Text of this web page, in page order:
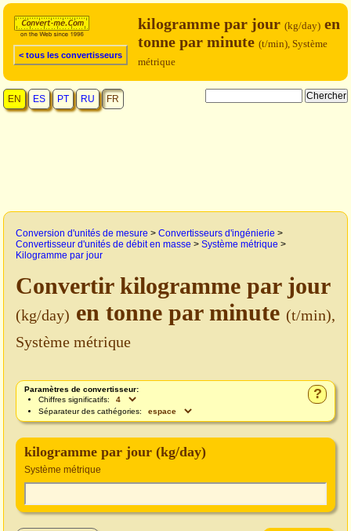
< tous les convertisseurs
kilogramme par jour (kg/day) en
tonne par minute (t/min), Système
métrique
EN ES PT RU FR
Conversion d'unités de mesure > Convertisseurs d'ingénierie >
Convertisseur d'unités de débit en masse > Système métrique >
Kilogramme par jour
Convertir kilogramme par jour
(kg/day) en tonne par minute (t/min),
Système métrique
?
Paramètres de convertisseur:
Chiffres significatifs:
Séparateur des cathégories:
kilogramme par jour (kg/day)
Système métrique